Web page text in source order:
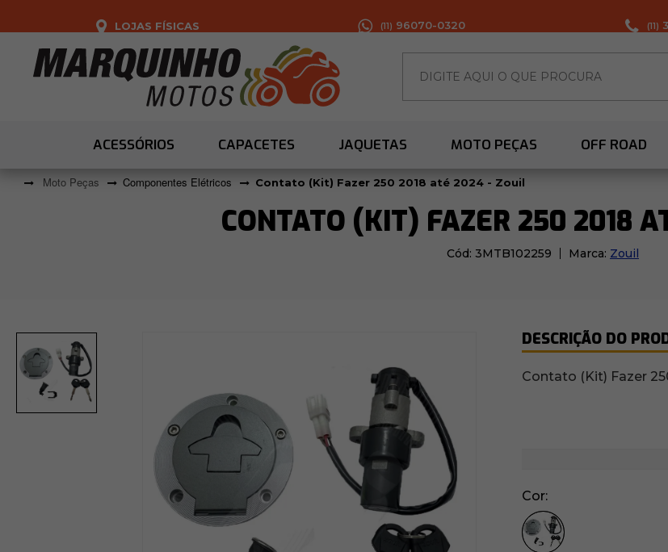
LOJAS FÍSICAS (11) 96070-0320 (11)
ACESSÓRIOS CAPACETES JAQUETAS MOTO PEÇAS OFF ROAD
Moto Peças Componentes Elétricos Contato (Kit) Fazer 250 2018 até 2024 - Zouil
CONTATO (KIT) FAZER 250 2018
Cód: 3MTB102259 Marca: Zouil
DESCRIÇÃO DO
Contato (Kit) Fazer
Cor